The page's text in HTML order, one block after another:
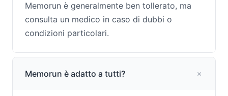
Memorun è generalmente ben tollerato, ma
consulta un medico in caso di dubbi o
condizioni particolari.
Memorun è adatto a tutti?